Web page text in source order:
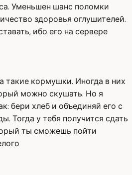
Уменьшен шанс поломки
здоровья оглушителей.
ибо его на сервере
такие кормушки. Иногда в них
можно скушать. Но я
бери хлеб и объединяй его с
Тогда у тебя получится сдать
ты сможешь пойти